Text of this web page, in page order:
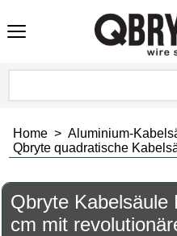
Home > Aluminium-
Qbryte quadratische
Qbryte Kabelsäule
cm mit